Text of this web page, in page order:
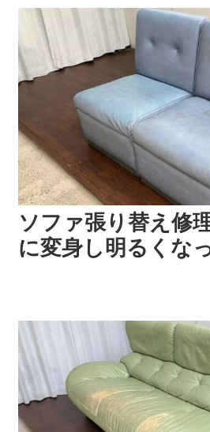
ソファ張り替え修
に変身し明るくな